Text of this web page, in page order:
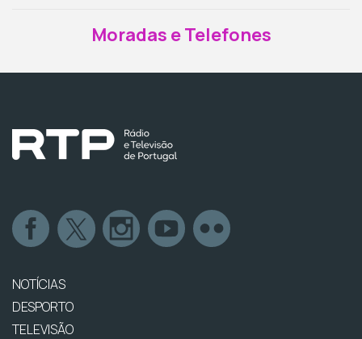
Moradas e Telefones
NOTÍCIAS
DESPORTO
TELEVISÃO